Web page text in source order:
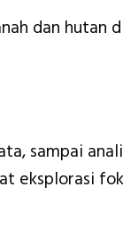
dan hutan
sampai
eksplorasi